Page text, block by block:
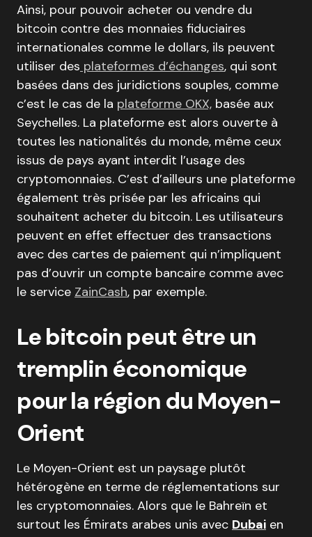
Ainsi, pour pouvoir acheter ou vendre du
bitcoin contre des monnaies fiduciaires
internationales comme le dollars, ils peuvent
utiliser des plateformes d’échanges, qui sont
basées dans des juridictions souples, comme
c’est le cas de la plateforme OKX, basée aux
Seychelles. La plateforme est alors ouverte à
toutes les nationalités du monde, même ceux
issus de pays ayant interdit l’usage des
cryptomonnaies. C’est d’ailleurs une plateforme
également très prisée par les africains qui
souhaitent acheter du bitcoin. Les utilisateurs
peuvent en effet effectuer des transactions
avec des cartes de paiement qui n’impliquent
pas d’ouvrir un compte bancaire comme avec
le service ZainCash, par exemple.
Le bitcoin peut être un
tremplin économique
pour la région du Moyen-
Orient
Le Moyen-Orient est un paysage plutôt
hétérogène en terme de réglementations sur
les cryptomonnaies. Alors que le Bahreïn et
surtout les Émirats arabes unis avec Dubai en